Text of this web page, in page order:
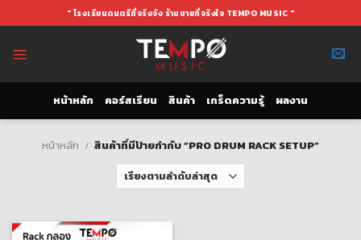
to
" โรงเรียนดนตรีที่จริงจัง ร้านขายที่จริงใจ TEMPO MUSIC "
หน้าหลัก คอร์สเรียน สินค้า เกร็ดความรู้ ผลงาน
หน้าหลัก / สินค้าที่มีป้ายกำกับ “PRO DRUM RACK SETUP”